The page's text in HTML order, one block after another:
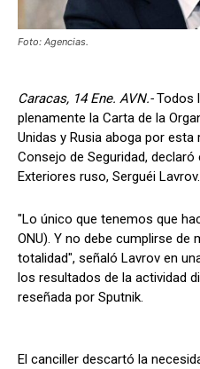
Foto: Agencias.
Caracas, 14 Ene. AVN.-Todos
plenamente la Carta de la
Unidas y Rusia aboga por esta
Consejo de Seguridad,
Exteriores ruso, Serguéi Lavrov.
"Lo único que tenemos que
ONU). Y no debe cumplirse de
totalidad", señaló Lavrov en
los resultados de la actividad
reseñada por Sputnik.
El canciller descartó la